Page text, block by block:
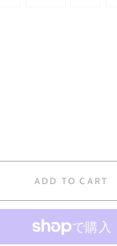
ADD TO CART